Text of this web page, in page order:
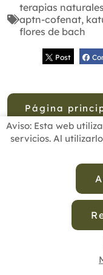
terapias naturales
aptn-cofenat,
flores de bach
Post
Página
Aviso: Esta web
servicios. Al
ESCUELAS
Política
© 2025